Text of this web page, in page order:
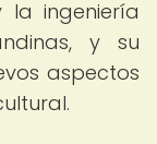
ingeniería
y su
aspectos